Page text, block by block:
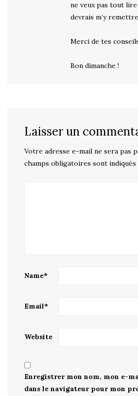
ne veux pas tout lire
devrais m’y
Merci de tes
Bon dimanche !
Laisser un
Votre adresse e-mail ne sera pas
champs obligatoires sont indiqués
Name*
Email*
Website
Enregistrer mon nom, mon e-
dans le navigateur pour mon